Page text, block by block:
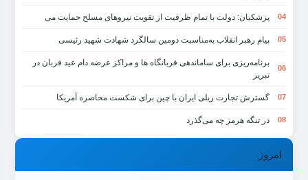
04 پزشکیان: دولت با تمام ظرفیت از تقویت نیروهای مسلح حمایت می
05 پیام رهبر انقلاب به‌مناسبت دومین سالگرد شهادت شهید رئیسی
06
برنامه‌ریزی برای ساماندهی قربانگاه ها و مراکز عرضه دام عید قربان در
تبریز
07 گسترش تجارت ریلی ایران با چین برای شکست محاصره آمریکا
08 در تنگه هرمز چه می‌گذرد
امروز